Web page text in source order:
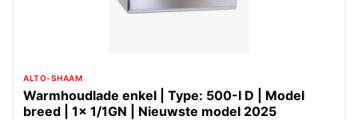
ALTO-SHAAM
Warmhoudlade enkel | Type: 500-I D | Model
breed | 1x 1/1GN | Nieuwste model 2025